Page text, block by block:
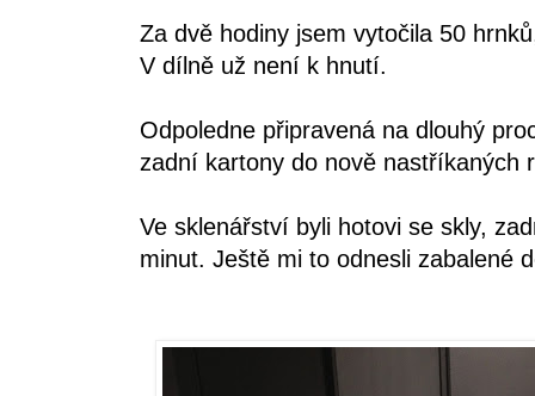
Za dvě hodiny jsem vytočila 50
V dílně už není k hnutí.
Odpoledne připravená na dlouhý
zadní kartony do nově nastříkaných
Ve sklenářství byli hotovi se skly,
minut. Ještě mi to odnesli zabalené